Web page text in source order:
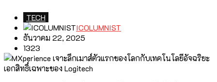
TECH
ICOLUMNIST
ธันวาคม 22, 2025
1323